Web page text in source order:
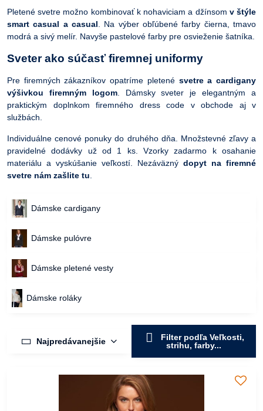
Pletené svetre možno kombinovať k nohaviciam a džínsom v štýle
smart casual a casual . Na výber obľúbené farby čierna, tmavo
modrá a sivý melír. Navyše pastelové farby pre osvieženie šatníka.
Sveter ako súčasť firemnej uniformy
Pre firemných zákazníkov opatríme pletené svetre a cardigany
výšivkou firemným logom. Dámsky sveter je elegantným a
praktickým doplnkom firemného dress code v obchode aj v
službách.
Individuálne cenové ponuky do druhého dňa. Množstevné zľavy a
pravidelné dodávky už od 1 ks. Vzorky zadarmo k osahanie
materiálu a vyskúšanie veľkostí. Nezáväzný dopyt na firemné
svetre nám zašlite tu
Dámske cardigany
Dámske pulóvre
Dámske pletené vesty
Dámske roláky
Najpredávanejšie
Filter podľa Veľkosti,
strihu, farby...